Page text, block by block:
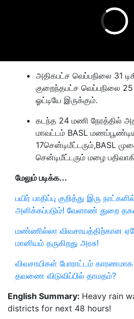
அதிகபட்ச வெப்பநிலை 31
குறைந்தபட்ச வெப்பநிலை 25
ஓட்டியே இருக்கும்.
கடந்த 24 மணி நேரத்தில்
மாவட்டம் BASL
17சென்டிமீட்டரும்,BASL
சென்டிமீட்டரும் மழை
மேலும் படிக்க...
பயிர் பாதிப்பு குறித்து இரு
அளிக்கப்படும்! வேளாண் துறை
மண்ணில்லா விவசாயத்திற்கான
மானியம் தருகிறது அரசு!
விவசாயிகள் போராட்டம் காரணமாக
தவணை விடுவிப்பில் தாமதம்?
English Summary: Heavy rain
districts for next 48 hours!